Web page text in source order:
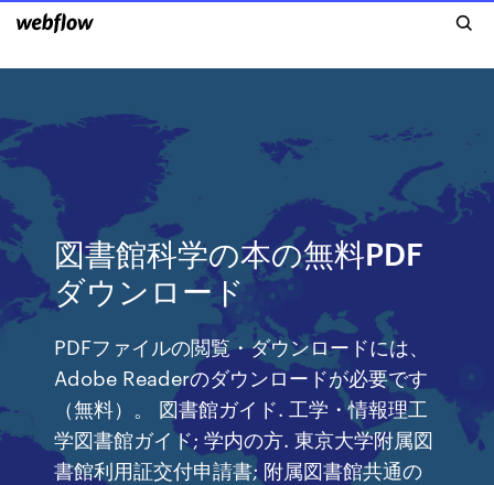
図書館科学の本の無料PDF
ダウンロード
PDFファイルの閲覧・ダウンロードには、
Adobe Readerのダウンロードが必要です
（無料）。 図書館ガイド. 工学・情報理工
学図書館ガイド; 学内の方. 東京大学附属図
書館利用証交付申請書; 附属図書館共通の